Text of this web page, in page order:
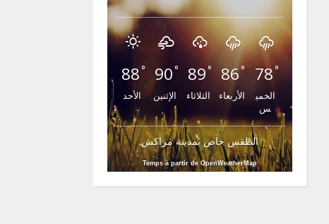
88°
الأحد
90°
الإثنين
89°
الثلاثاء
86°
الأربعاء
78°
الخمي
س
الطقس خاص بمدينة مراكش
Temps à partir de OpenWeatherMap